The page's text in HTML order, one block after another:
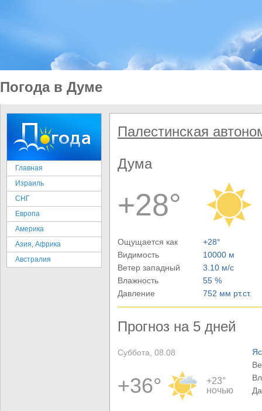
Погода в Думе
Главная
Израиль
СНГ
Европа
Америка
Азия, Африка
Австралия
Палестинская
Дума
+28°
Ощущается как
+28°
Видимость
10000 м
Ветер западный
3.10 м/с
Влажность
55 %
Давление
752 мм рт.ст.
Прогноз на 5 дней
Суббота, 08.08
+36°
+23°
ночью